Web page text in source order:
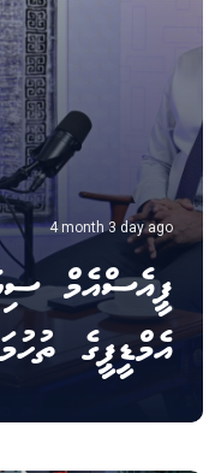
4 month 3 day ago
ޕީއެސްއެމް
އެމްޑީޕީގެ